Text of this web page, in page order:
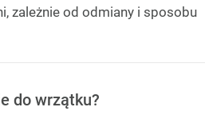
zależnie od odmiany i sposobu
do wrzątku?